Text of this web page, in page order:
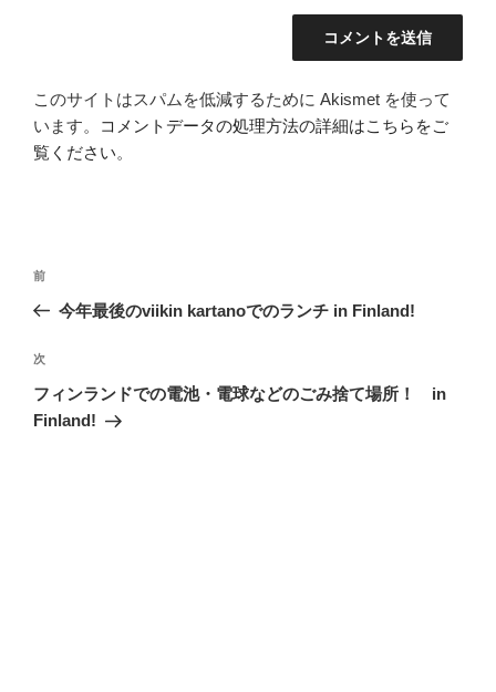
このサイトはスパムを低減するために Akismet を使って
います。
コメントデータの処理方法の詳細はこちらをご
覧ください。
投
ビ
ゲ
ー
前
の
稿
前
今年最後のviikin kartanoでのランチ in Finland!
次
の
投
次
フィンランドでの電池・電球などのごみ捨て場所！ in
Finland!